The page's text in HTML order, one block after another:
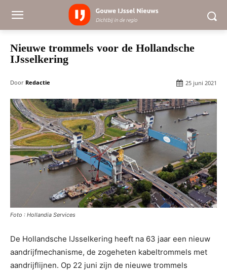
Nieuwe trommels voor de Hollandsche
IJsselkering
Door Redactie 25 juni 2021
Foto : Hollandia Services
De Hollandsche IJsselkering heeft na 63 jaar een nieuw
aandrijfmechanisme, de zogeheten kabeltrommels met
aandrijflijnen. Op 22 juni zijn de nieuwe trommels